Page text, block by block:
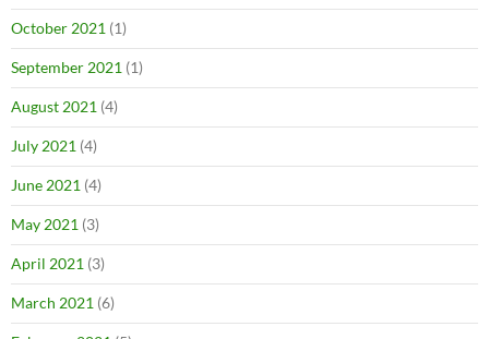
October 2021 (1)
September 2021 (1)
August 2021 (4)
July 2021 (4)
June 2021 (4)
May 2021 (3)
April 2021 (3)
March 2021 (6)